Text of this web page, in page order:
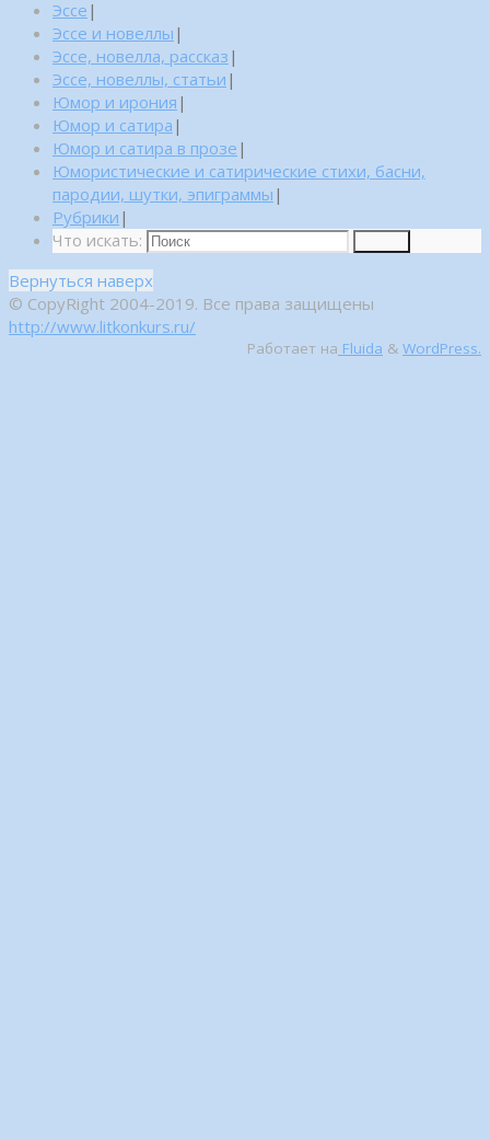
Эссе |
Эссе и новеллы |
Эссе, новелла, рассказ |
Эссе, новеллы, статьи |
Юмор и ирония |
Юмор и сатира |
Юмор и сатира в прозе |
Юмористические и сатирические стихи, басни,
пародии, шутки, эпиграммы |
Рубрики |
Что искать:
Вернуться наверх
© CopyRight 2004-2019. Все права защищены
http://www.litkonkurs.ru/
Работает на Fluida & WordPress.